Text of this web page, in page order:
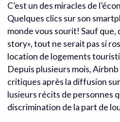
C’est un des miracles de
Quelques clics sur son
monde vous sourit! Sauf que,
story», tout ne serait pas si
location de logements
Depuis plusieurs mois,
critiques après la diffusion
lusieurs récits de personnes
discrimination de la part de